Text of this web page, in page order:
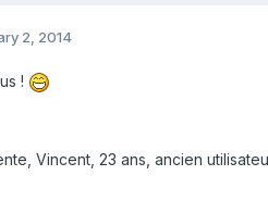
2, 2014
!
Vincent, 23 ans, ancien